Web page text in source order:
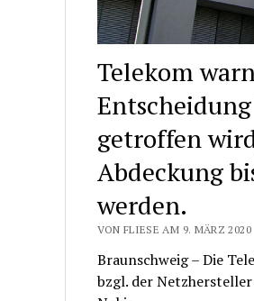
Telekom
getroffen
Abdeckung
werden.
VON FLIESE AM 9. MÄRZ 2020
Braunschweig – Die
bzgl. der